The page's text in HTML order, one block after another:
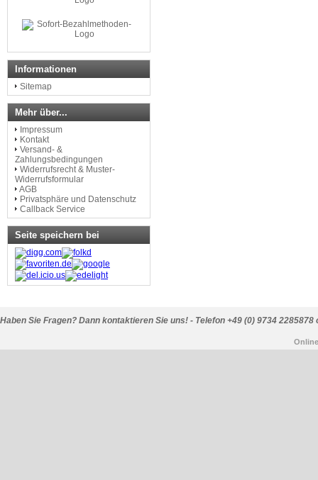
Informationen
Sitemap
Mehr über...
Impressum
Kontakt
Versand- &
Zahlungsbedingungen
Widerrufsrecht & Muster-
Widerrufsformular
AGB
Privatsphäre und Datenschutz
Callback Service
Seite speichern bei
Haben Sie Fragen? Dann kontaktieren Sie uns! - Telefon +49 (0) 9734